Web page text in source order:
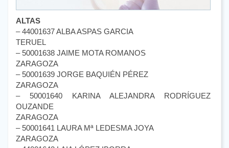
ALTAS
– 44001637 ALBA ASPAS GARCIA
TERUEL
– 50001638 JAIME MOTA ROMANOS
ZARAGOZA
– 50001639 JORGE BAQUIÉN PÉREZ
ZARAGOZA
– 50001640 KARINA ALEJANDRA RODRÍGUEZ
OUZANDE
ZARAGOZA
– 50001641 LAURA Mª LEDESMA JOYA
ZARAGOZA